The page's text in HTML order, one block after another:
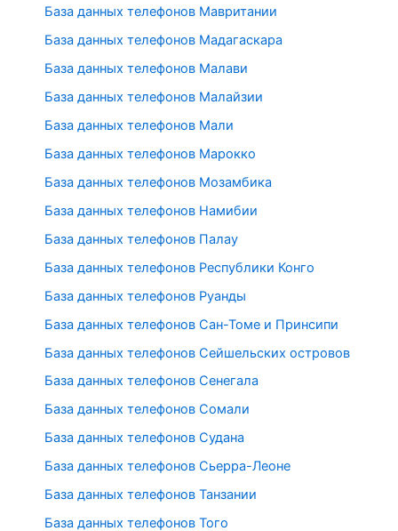
База данных телефонов Мавритании
База данных телефонов Мадагаскара
База данных телефонов Малави
База данных телефонов Малайзии
База данных телефонов Мали
База данных телефонов Марокко
База данных телефонов Мозамбика
База данных телефонов Намибии
База данных телефонов Палау
База данных телефонов Республики Конго
База данных телефонов Руанды
База данных телефонов Сан-Томе и Принсипи
База данных телефонов Сейшельских островов
База данных телефонов Сенегала
База данных телефонов Сомали
База данных телефонов Судана
База данных телефонов Сьерра-Леоне
База данных телефонов Танзании
База данных телефонов Того